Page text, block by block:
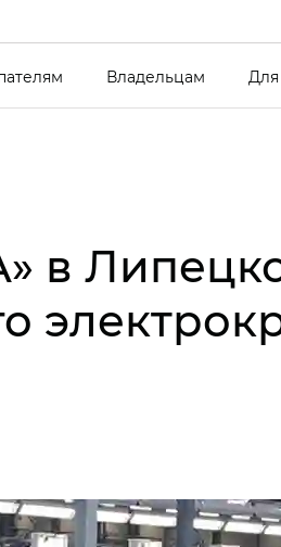
Владельцам
в